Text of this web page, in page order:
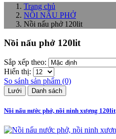
Trang chủ
NỒI NẤU PHỞ
Nồi nấu phở 120lit
Nồi nấu phở 120lit
Sắp xếp theo:
Hiển thị:
So sánh sản phẩm (0)
Lưới Danh sách
Nồi nấu nước phở, nồi ninh xương 120lit